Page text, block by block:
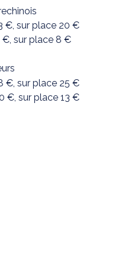
€, sur place 20 €
€, sur place 8 €
€, sur place 25 €
€, sur place 13 €